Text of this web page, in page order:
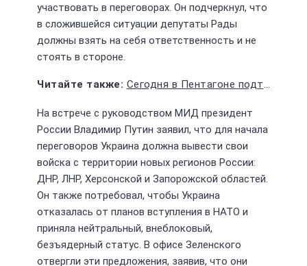
участвовать в переговорах. Он подчеркнул, что
в сложившейся ситуации депутаты Рады
должны взять на себя ответственность и не
стоять в стороне.
Сегодня в Пентагоне подтвердили свою позицию по ударам ВСУ вглубь России
На встрече с руководством МИД президент
России Владимир Путин заявил, что для начала
переговоров Украина должна вывести свои
войска с территории новых регионов России:
ДНР, ЛНР, Херсонской и Запорожской областей.
Он также потребовал, чтобы Украина
отказалась от планов вступления в НАТО и
приняла нейтральный, внеблоковый,
безъядерный статус. В офисе Зеленского
отвергли эти предложения, заявив, что они